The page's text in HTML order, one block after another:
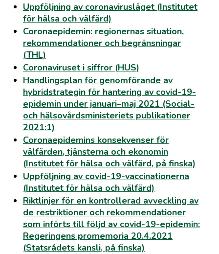
Uppföljning av coronavirusläget (Institutet
för hälsa och välfärd)
Coronaepidemin: regionernas situation,
rekommendationer och begränsningar
(THL)
Coronaviruset i siffror (HUS)
Handlingsplan för genomförande av
hybridstrategin för hantering av covid-19-
epidemin under januari–maj 2021 (Social-
och hälsovårdsministeriets publikationer
2021:1)
Coronaepidemins konsekvenser för
välfärden, tjänsterna och ekonomin
(Institutet för hälsa och välfärd, på finska)
Uppföljning av covid-19-vaccinationerna
(Institutet för hälsa och välfärd)
Riktlinjer för en kontrollerad avveckling av
de restriktioner och rekommendationer
som införts till följd av covid-19-epidemin:
Regeringens promemoria 20.4.2021
(Statsrådets kansli, på finska)